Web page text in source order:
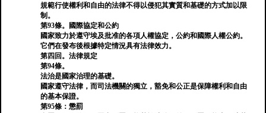
規範行使權利和自由的法律不得以侵犯其實質和基礎的方式加以限
制。
第93條。國際協定和公約
國家致力於遵守埃及批准的各項人權協定，公約和國際人權公約。
它們在發布後根據特定情況具有法律效力。
第四回。法律規定
第94條。
法治是國家治理的基礎。
國家遵守法律，而司法機關的獨立，豁免和公正是保障權利和自由
的基本保證。
第95條：懲罰